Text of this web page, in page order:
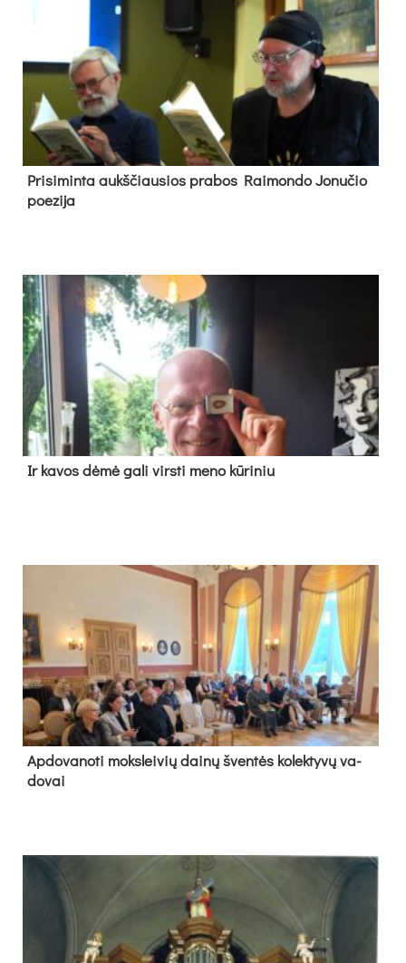
Pri­si­min­ta aukš­čiau­sios pra­bos Rai­mon­do Jo­nu­čio
poe­zi­ja
Ir ka­vos dė­mė ga­li virs­ti me­no kū­ri­niu
Ap­do­va­no­ti moks­lei­vių dai­nų šven­tės ko­lek­ty­vų va­
do­vai